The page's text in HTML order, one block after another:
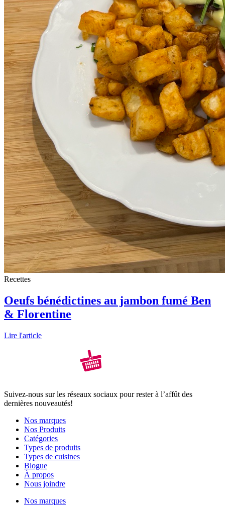
Recettes
Oeufs bénédictines au jambon fumé Ben
& Florentine
Lire l'article
Suivez-nous sur les réseaux sociaux pour rester à l’affût des
dernières nouveautés!
Nos marques
Nos Produits
Catégories
Types de produits
Types de cuisines
Blogue
À propos
Nous joindre
Nos marques